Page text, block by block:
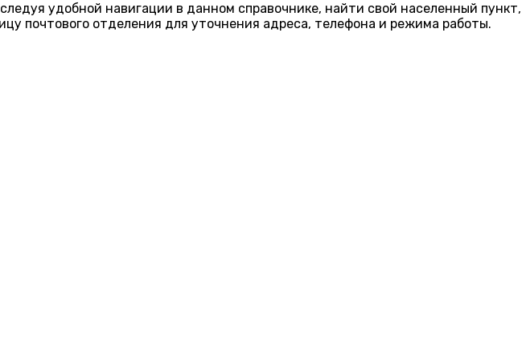
удобной навигации в данном справочнике, найти свой населенный пункт,
почтового отделения для уточнения адреса, телефона и режима работы.